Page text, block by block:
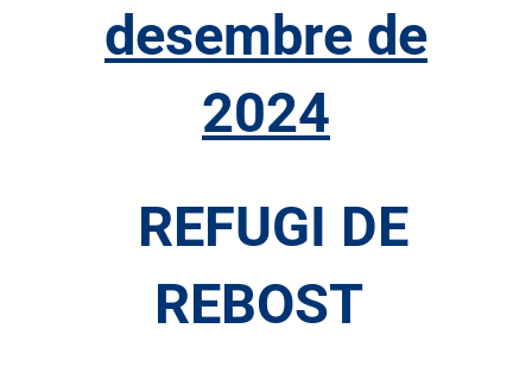
desembre de
2024
REFUGI DE
REBOST